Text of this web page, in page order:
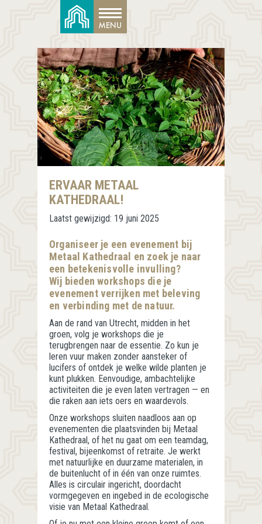
ERVAAR METAAL
KATHEDRAAL!
Laatst gewijzigd: 19 juni 2025
Organiseer je een evenement bij
Metaal Kathedraal en zoek je naar
een betekenisvolle invulling?
Wij bieden workshops die je
evenement verrijken met beleving
en verbinding met de natuur.
Aan de rand van Utrecht, midden in het
groen, volg je workshops die je
terugbrengen naar de essentie. Zo kun je
leren vuur maken zonder aansteker of
lucifers of ontdek je welke wilde planten je
kunt plukken. Eenvoudige, ambachtelijke
activiteiten die je even laten vertragen — en
die raken aan iets oers en waardevols.
Onze workshops sluiten naadloos aan op
evenementen die plaatsvinden bij Metaal
Kathedraal, of het nu gaat om een teamdag,
festival, bijeenkomst of retraite. Je werkt
met natuurlijke en duurzame materialen, in
de buitenlucht of in één van onze ruimtes.
Alles is circulair ingericht, doordacht
vormgegeven en ingebed in de ecologische
visie van Metaal Kathedraal.